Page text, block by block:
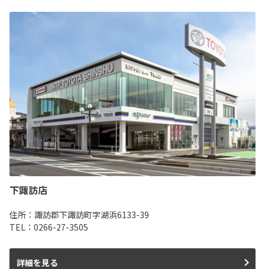
下諏訪店
住所：諏訪郡下諏訪町字湖浜6133-39
TEL：0266-27-3505
詳細を見る